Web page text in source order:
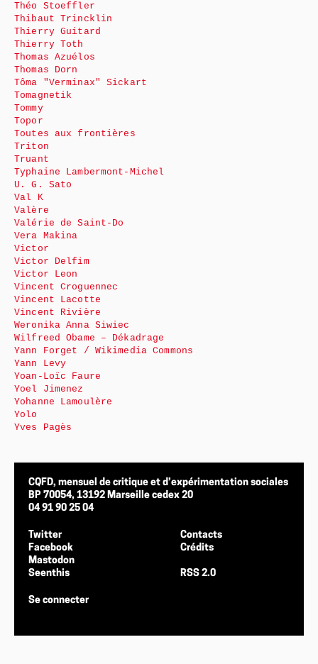
Théo Stoeffler
Thibaut Trincklin
Thierry Guitard
Thierry Toth
Thomas Azuélos
Thomas Dorn
Tôma "Verminax" Sickart
Tomagnetik
Tommy
Topor
Toutes aux frontières
Triton
Truant
Typhaine Lambermont-Michel
U. G. Sato
Val K
Valère
Valérie de Saint-Do
Vera Makina
Victor
Victor Delfim
Victor Leon
Vincent Croguennec
Vincent Lacotte
Vincent Rivière
Weronika Anna Siwiec
Wilfreed Obame – Dékadrage
Yann Forget / Wikimedia Commons
Yann Levy
Yoan-Loïc Faure
Yoel Jimenez
Yohanne Lamoulère
Yolo
Yves Pagès
CQFD, mensuel de critique et d’expérimentation sociales
BP 70054, 13192 Marseille cedex 20
04 91 90 25 04
Twitter
Facebook
Mastodon
Seenthis
Contacts
Crédits
RSS 2.0
Se connecter